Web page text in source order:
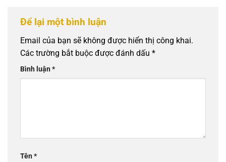
Để lại một bình luận
Email của bạn sẽ không được hiển thị công khai.
Các trường bắt buộc được đánh dấu *
Bình luận*
Tên*